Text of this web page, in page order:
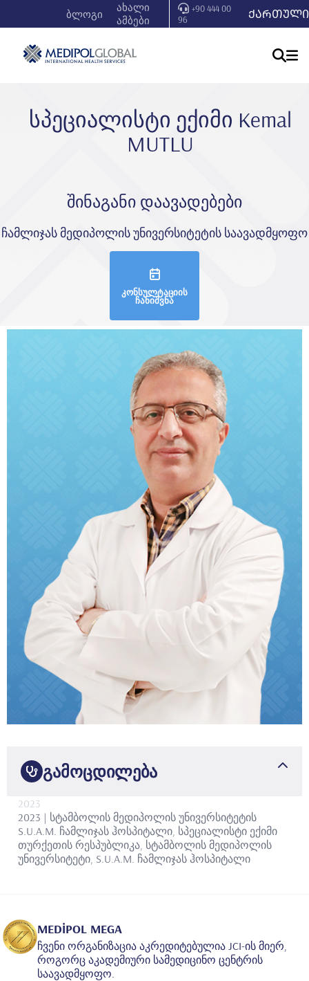
ბლოგი
ახალი
ამბები
+90 444 00
96
ᲥᲐᲠᲗᲣᲚᲘ
სპეციალისტი ექიმი Kemal
MUTLU
შინაგანი დაავადებები
ჩამლიჯას მედიპოლის უნივერსიტეტის საავადმყოფო
კონსულტაციის
ჩანიშვნა
გამოცდილება
2023
2023 | სტამბოლის მედიპოლის უნივერსიტეტის
S.U.A.M. ჩამლიჯას ჰოსპიტალი, სპეციალისტი ექიმი
თურქეთის რესპუბლიკა, სტამბოლის მედიპოლის
უნივერსიტეტი, S.U.A.M. ჩამლიჯას ჰოსპიტალი
MEDİPOL MEGA
ჩვენი ორგანიზაცია აკრედიტებულია JCI-ის მიერ,
როგორც აკადემიური სამედიცინო ცენტრის
საავადმყოფო.